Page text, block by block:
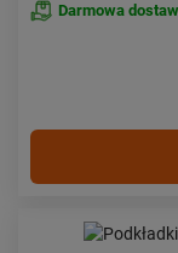
Darmowa